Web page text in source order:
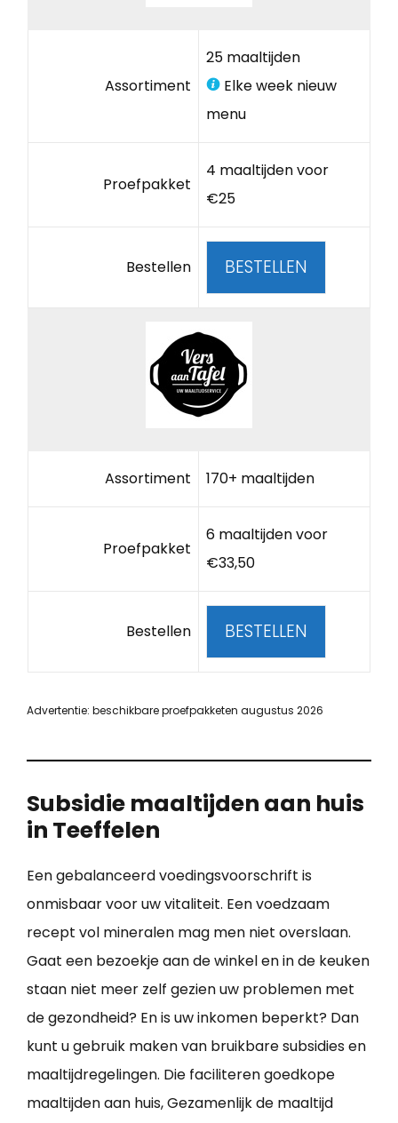
Assortiment
25 maaltijden
Elke week nieuw
menu
Proefpakket
4 maaltijden voor
€25
Bestellen BESTELLEN
Assortiment 170+ maaltijden
Proefpakket
6 maaltijden voor
€33,50
Bestellen BESTELLEN
Advertentie: beschikbare proefpakketen augustus 2026
Subsidie maaltijden aan huis
in Teeffelen
Een gebalanceerd voedingsvoorschrift is
onmisbaar voor uw vitaliteit. Een voedzaam
recept vol mineralen mag men niet overslaan.
Gaat een bezoekje aan de winkel en in de keuken
staan niet meer zelf gezien uw problemen met
de gezondheid? En is uw inkomen beperkt? Dan
kunt u gebruik maken van bruikbare subsidies en
maaltijdregelingen. Die faciliteren goedkope
maaltijden aan huis, Gezamenlijk de maaltijd